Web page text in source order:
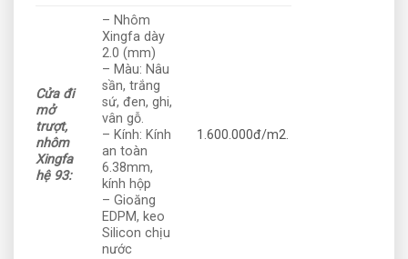
Cửa đi
mở
trượt,
nhôm
Xingfa
hệ 93:
– Nhôm
Xingfa dày
2.0 (mm)
– Màu: Nâu
sần, trắng
sứ, đen, ghi,
vân gỗ.
– Kính: Kính
an toàn
6.38mm,
kính hộp
– Gioăng
EDPM, keo
Silicon chịu
nước
1.600.000đ/m2.